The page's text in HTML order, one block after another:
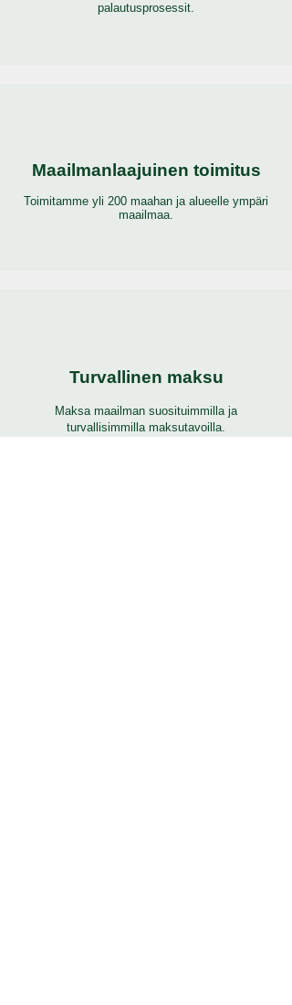
palautusprosessit.
Maailmanlaajuinen toimitus
Toimitamme yli 200 maahan ja alueelle ympäri
maailmaa.
Turvallinen maksu
Maksa maailman suosituimmilla ja
turvallisimmilla maksutavoilla.